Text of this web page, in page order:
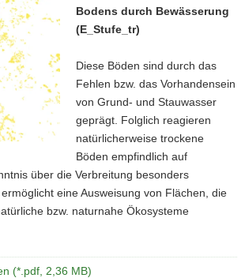
Bodens durch Bewässerung
(E_Stufe_tr)
Diese Böden sind durch das
Fehlen bzw. das Vorhandensein
von Grund- und Stauwasser
geprägt. Folglich reagieren
natürlicherweise trockene
Böden empfindlich auf
über die Verbreitung besonders
eine Ausweisung von Flächen, die
bzw. naturnahe Ökosysteme
(*.pdf, 2,36 MB)